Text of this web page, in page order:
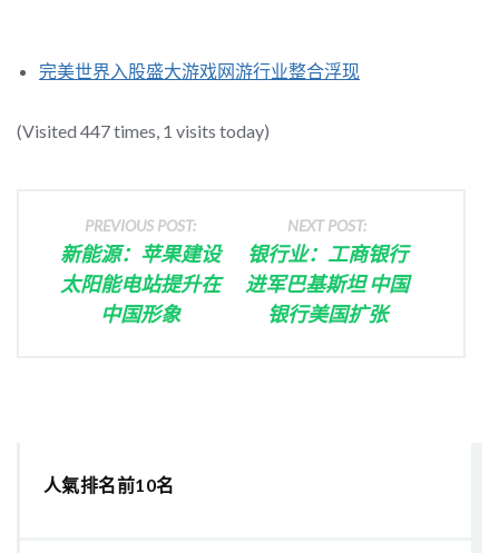
完美世界入股盛大游戏网游行业整合浮现
(Visited 447 times, 1 visits today)
PREVIOUS POST:
新能源：苹果建设
太阳能电站提升在
中国形象
NEXT POST:
银行业：工商银行
进军巴基斯坦 中国
银行美国扩张
人氣排名前10名